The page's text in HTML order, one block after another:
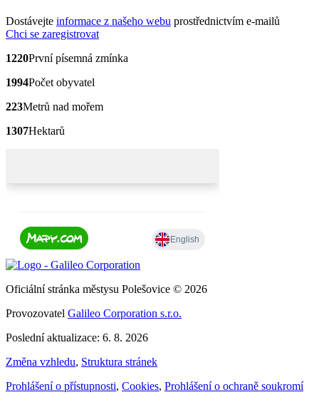
Dostávejte informace z našeho webu prostřednictvím e-mailů
Chci se zaregistrovat
1220První písemná zmínka
1994Počet obyvatel
223Metrů nad mořem
1307Hektarů
Oficiální stránka městysu Polešovice © 2026
Provozovatel Galileo Corporation s.r.o.
Poslední aktualizace: 6. 8. 2026
Změna vzhledu, Struktura stránek
Prohlášení o přístupnosti, Cookies, Prohlášení o ochraně soukromí